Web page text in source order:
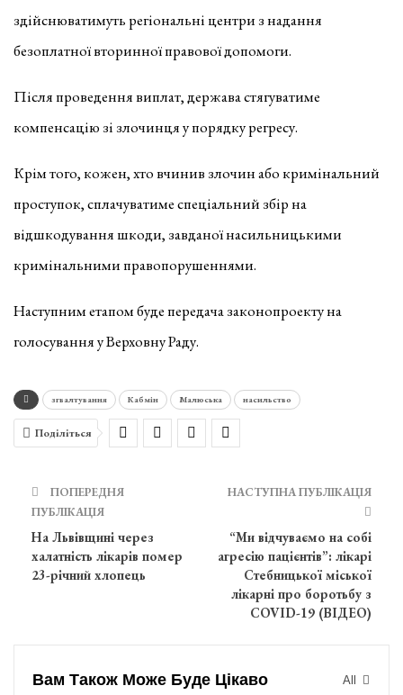
здійснюватимуть регіональні центри з надання
безоплатної вторинної правової допомоги.
Після проведення виплат, держава стягуватиме
компенсацію зі злочинця у порядку регресу.
Крім того, кожен, хто вчинив злочин або кримінальний
проступок, сплачуватиме спеціальний збір на
відшкодування шкоди, завданої насильницькими
кримінальними правопорушеннями.
Наступним етапом буде передача законопроекту на
голосування у Верховну Раду.
згвалтування Кабмін Малюська насильство
Поділіться
ПОПЕРЕДНЯ
ПУБЛІКАЦІЯ
На Львівщині через
халатність лікарів помер
23-річний хлопець
НАСТУПНА ПУБЛІКАЦІЯ
“Ми відчуваємо на собі
агресію пацієнтів”: лікарі
Стебницької міської
лікарні про боротьбу з
COVID-19 (ВІДЕО)
All
Вам Також Може Буде Цікаво